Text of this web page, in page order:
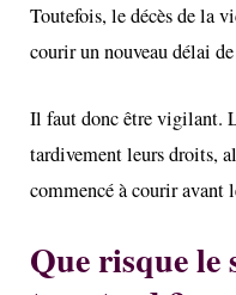
Toutefois, le décès de la
courir un nouveau délai
Il faut donc être vigilant.
tardivement leurs droits,
commencé à courir avant
Que risque le